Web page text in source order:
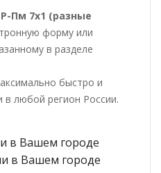
Пм 7х1 (разные
форму или
в разделе
быстро и
в любой регион России.